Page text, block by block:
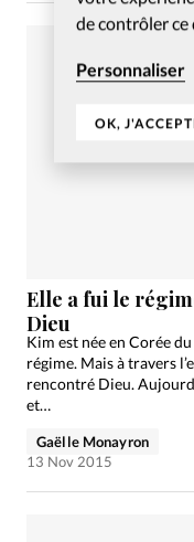
de contrôler ce
Personnaliser
OK,
Elle a fui le
Dieu
Kim est née en Corée
régime. Mais à travers
rencontré Dieu.
et…
Gaëlle Monayron
13 Nov 2015